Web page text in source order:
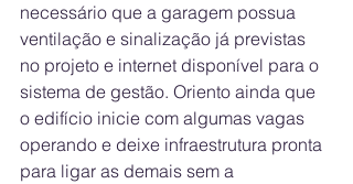
necessário que a garagem possua
ventilação e sinalização já previstas
no projeto e internet disponível para o
sistema de gestão. Oriento ainda que
o edifício inicie com algumas vagas
operando e deixe infraestrutura pronta
para ligar as demais sem a